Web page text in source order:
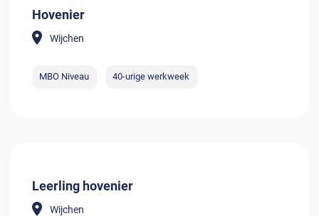
Hovenier
Wijchen
MBO Niveau 40-urige werkweek
Leerling hovenier
Wijchen